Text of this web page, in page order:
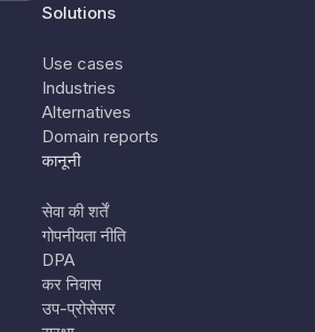
Solutions
Use cases
Industries
Alternatives
Domain reports
कानूनी
सेवा की शर्तें
गोपनीयता नीति
DPA
कर निवास
उप-प्रोसेसर